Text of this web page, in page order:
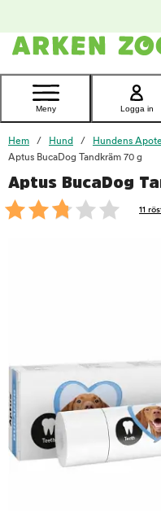
Kontakta
Meny Logga in
Hem Hund Hundens
Aptus BucaDog Tandkräm 70 g
Aptus BucaDog
11
foo